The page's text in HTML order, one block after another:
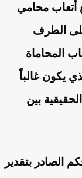
أتعاب محامي
الطرف
المحاماة
يكون غالباً
بين
الصادر بتقدير